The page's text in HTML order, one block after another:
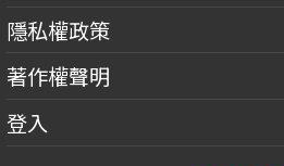
隱私權政策
著作權聲明
登入